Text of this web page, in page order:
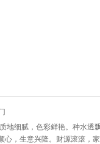
地细腻，色彩鲜艳。种水透
心，生意兴隆。财源滚滚，